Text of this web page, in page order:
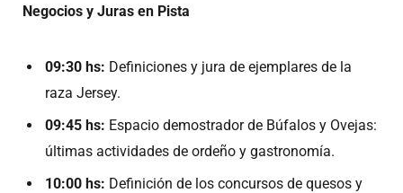
Negocios y Juras en Pista
09:30 hs: Definiciones y jura de ejemplares de la
raza Jersey.
09:45 hs: Espacio demostrador de Búfalos y Ovejas:
últimas actividades de ordeño y gastronomía.
10:00 hs: Definición de los concursos de quesos y